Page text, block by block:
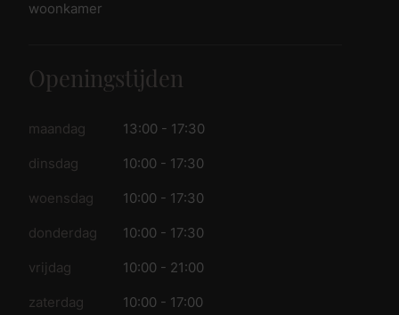
woonkamer
Openingstijden
maandag 13:00 - 17:30
dinsdag 10:00 - 17:30
woensdag 10:00 - 17:30
donderdag 10:00 - 17:30
vrijdag 10:00 - 21:00
zaterdag 10:00 - 17:00